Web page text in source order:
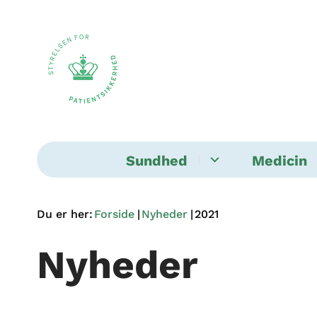
Sundhed Medicin
Du er her: Forside Nyheder 2021
Nyheder